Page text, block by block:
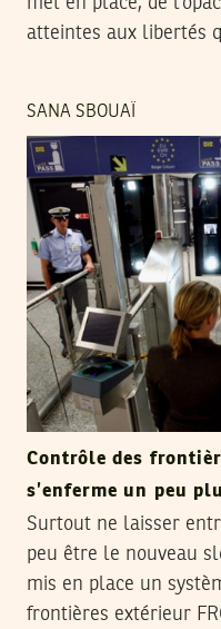
atteintes aux libertés
SANA SBOUAÏ
Contrôle des
s’enferme un peu
Surtout ne laisser
peu être le nouveau
mis en place un
frontières extérieur